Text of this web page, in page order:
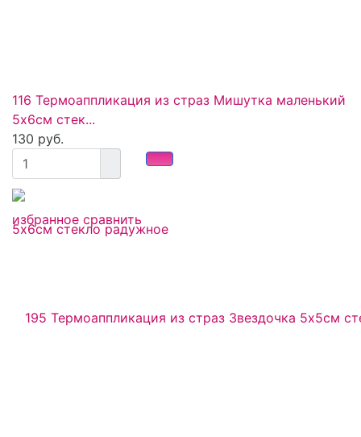
избранное сравнить
116 Термоаппликация из страз Мишутка маленький
5х6см стек...
130 руб.